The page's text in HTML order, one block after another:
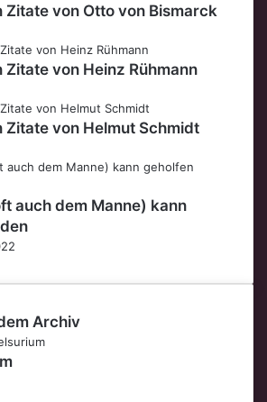
Zitate von Otto von Bismarck
Zitate von Heinz Rühmann
Zitate von Helmut Schmidt
auch dem Manne) kann
Archiv